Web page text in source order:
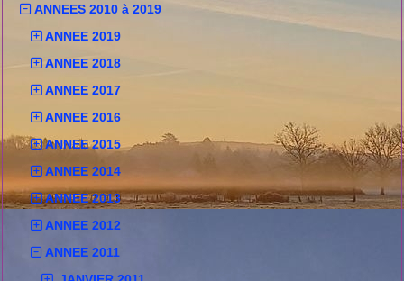
ANNEES 2010 à 2019
ANNEE 2019
ANNEE 2018
ANNEE 2017
ANNEE 2016
ANNEE 2015
ANNEE 2014
ANNEE 2013
ANNEE 2012
ANNEE 2011